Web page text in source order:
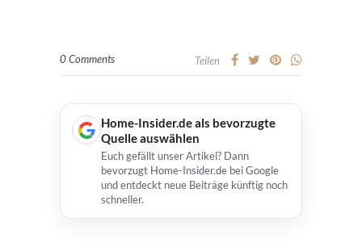
0 Comments Teilen
Home-Insider.de als bevorzugte
Quelle auswählen
Euch gefällt unser Artikel? Dann
bevorzugt Home-Insider.de bei Google
und entdeckt neue Beiträge künftig noch
schneller.